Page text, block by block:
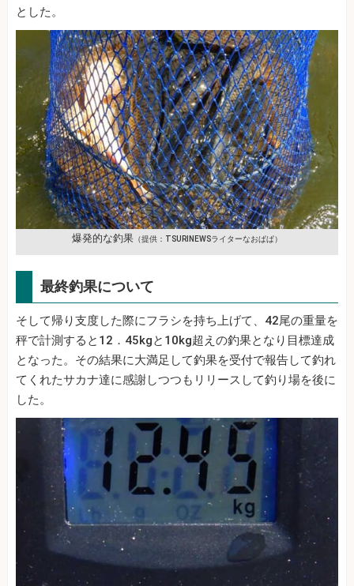
とした。
爆発的な釣果 （提供：TSURINEWSライターなおぱぱ）
最終釣果について
そして帰り支度した際にフラシを持ち上げて、42尾の重量を
秤で計測すると12．45kgと10kg超えの釣果となり目標達成
となった。その結果に大満足して釣果を受付で報告して釣れ
てくれたサカナ達に感謝しつつもリリースして釣り場を後に
した。